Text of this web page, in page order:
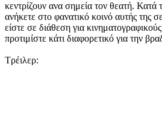
κεντρίζουν ανα σημεία τον θεατή.
ανήκετε στο φανατικό κοινό αυτής της
είστε σε διάθεση για
προτιμίστε κάτι διαφορετικό για την
Τρέιλερ: